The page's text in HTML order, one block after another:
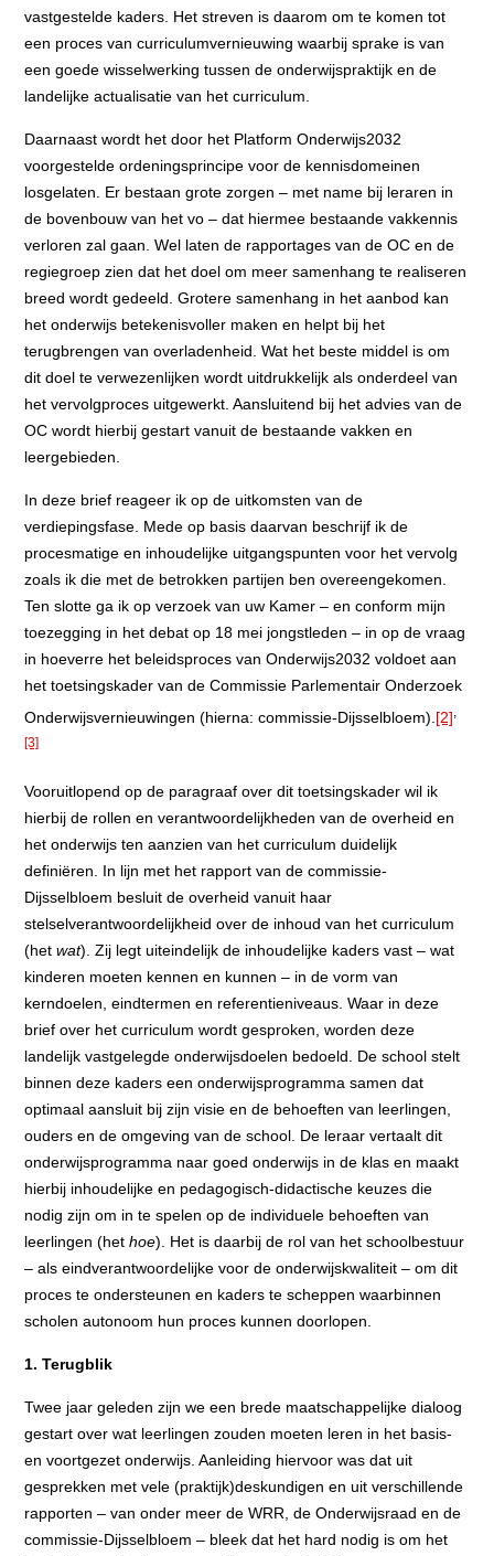
vastgestelde kaders. Het streven is daarom om te komen tot
een proces van curriculumvernieuwing waarbij sprake is van
een goede wisselwerking tussen de onderwijspraktijk en de
landelijke actualisatie van het curriculum.
Daarnaast wordt het door het Platform Onderwijs2032
voorgestelde ordeningsprincipe voor de kennisdomeinen
losgelaten. Er bestaan grote zorgen – met name bij leraren in
de bovenbouw van het vo – dat hiermee bestaande vakkennis
verloren zal gaan. Wel laten de rapportages van de OC en de
regiegroep zien dat het doel om meer samenhang te realiseren
breed wordt gedeeld. Grotere samenhang in het aanbod kan
het onderwijs betekenisvoller maken en helpt bij het
terugbrengen van overladenheid. Wat het beste middel is om
dit doel te verwezenlijken wordt uitdrukkelijk als onderdeel van
het vervolgproces uitgewerkt. Aansluitend bij het advies van de
OC wordt hierbij gestart vanuit de bestaande vakken en
leergebieden.
In deze brief reageer ik op de uitkomsten van de
verdiepingsfase. Mede op basis daarvan beschrijf ik de
procesmatige en inhoudelijke uitgangspunten voor het vervolg
zoals ik die met de betrokken partijen ben overeengekomen.
Ten slotte ga ik op verzoek van uw Kamer – en conform mijn
toezegging in het debat op 18 mei jongstleden – in op de vraag
in hoeverre het beleidsproces van Onderwijs2032 voldoet aan
het toetsingskader van de Commissie Parlementair Onderzoek
Onderwijsvernieuwingen (hierna: commissie-Dijsselbloem). [2]
[3]
Vooruitlopend op de paragraaf over dit toetsingskader wil ik
hierbij de rollen en verantwoordelijkheden van de overheid en
het onderwijs ten aanzien van het curriculum duidelijk
definiëren. In lijn met het rapport van de commissie-
Dijsselbloem besluit de overheid vanuit haar
stelselverantwoordelijkheid over de inhoud van het curriculum
(hetwat). Zij legt uiteindelijk de inhoudelijke kaders vast – wat
kinderen moeten kennen en kunnen – in de vorm van
kerndoelen, eindtermen en referentieniveaus. Waar in deze
brief over het curriculum wordt gesproken, worden deze
landelijk vastgelegde onderwijsdoelen bedoeld. De school stelt
binnen deze kaders een onderwijsprogramma samen dat
optimaal aansluit bij zijn visie en de behoeften van leerlingen,
ouders en de omgeving van de school. De leraar vertaalt dit
onderwijsprogramma naar goed onderwijs in de klas en maakt
hierbij inhoudelijke en pedagogisch-didactische keuzes die
nodig zijn om in te spelen op de individuele behoeften van
leerlingen (hethoe). Het is daarbij de rol van het schoolbestuur
– als eindverantwoordelijke voor de onderwijskwaliteit – om dit
proces te ondersteunen en kaders te scheppen waarbinnen
scholen autonoom hun proces kunnen doorlopen.
1. Terugblik
Twee jaar geleden zijn we een brede maatschappelijke dialoog
gestart over wat leerlingen zouden moeten leren in het basis-
en voortgezet onderwijs. Aanleiding hiervoor was dat uit
gesprekken met vele (praktijk)deskundigen en uit verschillende
rapporten – van onder meer de WRR, de Onderwijsraad en de
commissie-Dijsselbloem – bleek dat het hard nodig is om het